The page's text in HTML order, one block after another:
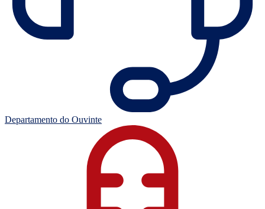
Departamento do Ouvinte